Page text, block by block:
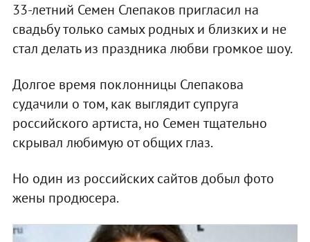
33-летний Семен Слепаков пригласил на
свадьбу только самых родных и близких и не
стал делать из праздника любви громкое шоу.
Долгое время поклонницы Слепакова
судачили о том, как выглядит супруга
российского артиста, но Семен тщательно
скрывал любимую от общих глаз.
Но один из российских сайтов добыл фото
жены продюсера.